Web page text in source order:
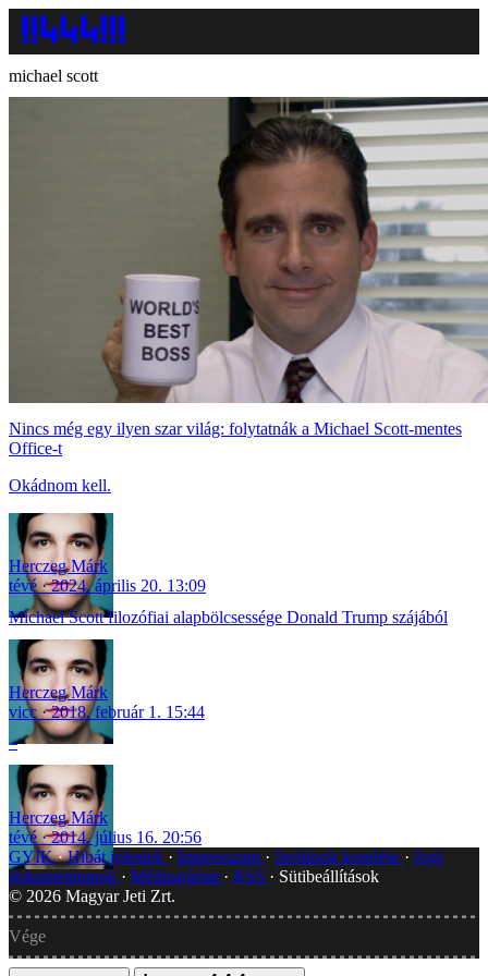
michael scott
Nincs még egy ilyen szar világ: folytatnák a Michael Scott-mentes
Office-t
Okádnom kell.
Herczeg Márk
tévé
2024. április 20. 13:09
Michael Scott filozófiai alapbölcsessége Donald Trump szájából
Herczeg Márk
vicc
2018. február 1. 15:44
–
Herczeg Márk
tévé
2014. július 16. 20:56
GYIK Hibát jelentek Impresszum Javítások kezelése
Jogi
dokumentumok
Médiaajánlat RSS
Sütibeállítások
© 2026 Magyar Jeti Zrt.
Vége